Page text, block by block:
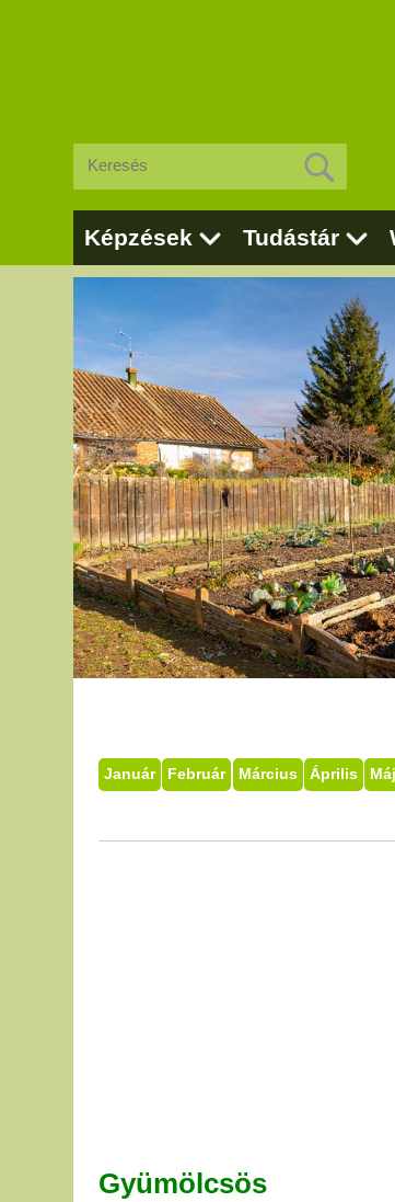
Képzések Tudástár
Január Február Március Április
Gyümölcsös